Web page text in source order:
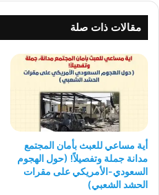
مقالات ذات صلة
أية مساعي للعبث بأمان المجتمع
مدانة جملة وتفصيلاً! (حول الهجوم
السعودي-الأمريكي على مقرات
الحشد الشعبي)